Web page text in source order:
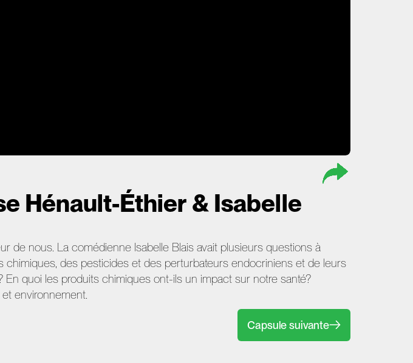
Hénault-Éthier & Isabelle
de nous. La comédienne Isabelle Blais avait plusieurs questions à
chimiques, des pesticides et des perturbateurs endocriniens et de leurs
quoi les produits chimiques ont-ils un impact sur notre santé?
environnement.
Capsule suivante